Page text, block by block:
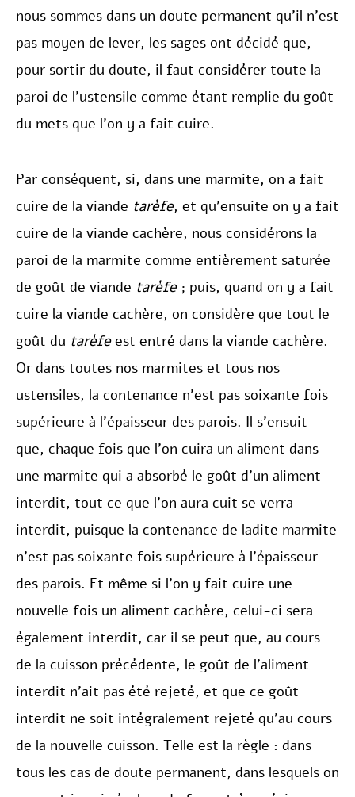
nous sommes dans un doute permanent qu’il n’est
pas moyen de lever, les sages ont décidé que,
pour sortir du doute, il faut considérer toute la
paroi de l’ustensile comme étant remplie du goût
du mets que l’on y a fait cuire.
Par conséquent, si, dans une marmite, on a fait
cuire de la viande tarèfe, et qu’ensuite on y a fait
cuire de la viande cachère, nous considérons la
paroi de la marmite comme entièrement saturée
de goût de viande tarèfe ; puis, quand on y a fait
cuire la viande cachère, on considère que tout le
goût du tarèfeest entré dans la viande cachère.
Or dans toutes nos marmites et tous nos
ustensiles, la contenance n’est pas soixante fois
supérieure à l’épaisseur des parois. Il s’ensuit
que, chaque fois que l’on cuira un aliment dans
une marmite qui a absorbé le goût d’un aliment
interdit, tout ce que l’on aura cuit se verra
interdit, puisque la contenance de ladite marmite
n’est pas soixante fois supérieure à l’épaisseur
des parois. Et même si l’on y fait cuire une
nouvelle fois un aliment cachère, celui-ci sera
également interdit, car il se peut que, au cours
de la cuisson précédente, le goût de l’aliment
interdit n’ait pas été rejeté, et que ce goût
interdit ne soit intégralement rejeté qu’au cours
de la nouvelle cuisson. Telle est la règle : dans
tous les cas de doute permanent, dans lesquels on